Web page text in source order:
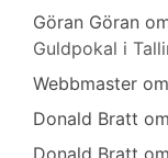
Göran Göran
Guldpokal i
Webbmaster om
Donald Bratt om